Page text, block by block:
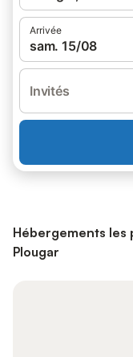
Arrivée
sam. 15/08
Invités
Hébergements les
Plougar